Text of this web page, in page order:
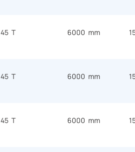
45 T 6000 mm
45 T 6000 mm
45 T 6000 mm